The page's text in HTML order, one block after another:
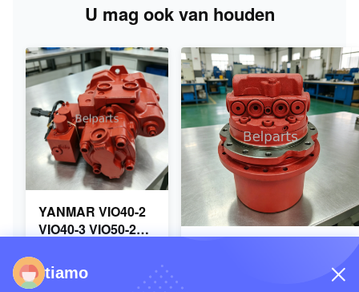
U mag ook van houden
YANMAR VIO40-2
VIO40-3 VIO50-2
VIO55-3
Hoofdhydraulische
tiamo